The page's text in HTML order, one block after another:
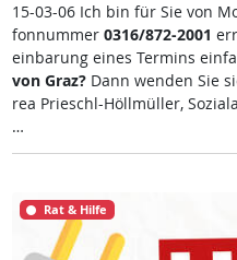
15-03-06 Ich bin für Sie von
fon­num­mer 0316/872-2001
ein­ba­rung ei­nes Ter­mins
von Graz?Dann wen­den Sie
rea Prie­schl-Höll­mül­ler,
…
Rat & Hilfe